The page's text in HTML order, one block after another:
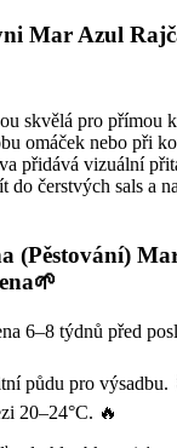
Mar Azul
skvělá pro přímou
omáček nebo při
přidává vizuální
do čerstvých sals a
(Pěstování)
6–8 týdnů před
půdu pro výsadbu.
20–24°C. 🔥